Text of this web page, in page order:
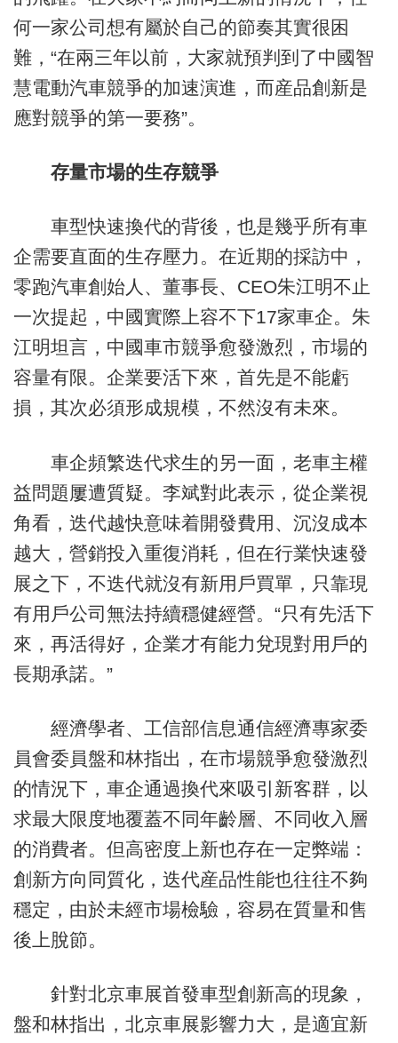
何一家公司想有屬於自己的節奏其實很困
難，“在兩三年以前，大家就預判到了中國智
慧電動汽車競爭的加速演進，而産品創新是
應對競爭的第一要務”。
存量市場的生存競爭
車型快速換代的背後，也是幾乎所有車
企需要直面的生存壓力。在近期的採訪中，
零跑汽車創始人、董事長、CEO朱江明不止
一次提起，中國實際上容不下17家車企。朱
江明坦言，中國車市競爭愈發激烈，市場的
容量有限。企業要活下來，首先是不能虧
損，其次必須形成規模，不然沒有未來。
車企頻繁迭代求生的另一面，老車主權
益問題屢遭質疑。李斌對此表示，從企業視
角看，迭代越快意味着開發費用、沉沒成本
越大，營銷投入重復消耗，但在行業快速發
展之下，不迭代就沒有新用戶買單，只靠現
有用戶公司無法持續穩健經營。“只有先活下
來，再活得好，企業才有能力兌現對用戶的
長期承諾。”
經濟學者、工信部信息通信經濟專家委
員會委員盤和林指出，在市場競爭愈發激烈
的情況下，車企通過換代來吸引新客群，以
求最大限度地覆蓋不同年齡層、不同收入層
的消費者。但高密度上新也存在一定弊端：
創新方向同質化，迭代産品性能也往往不夠
穩定，由於未經市場檢驗，容易在質量和售
後上脫節。
針對北京車展首發車型創新高的現象，
盤和林指出，北京車展影響力大，是適宜新